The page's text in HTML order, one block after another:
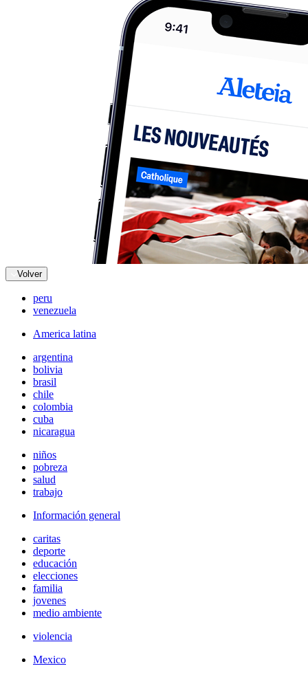
Volver
peru
venezuela
America latina
argentina
bolivia
brasil
chile
colombia
cuba
nicaragua
niños
pobreza
salud
trabajo
Información general
caritas
deporte
educación
elecciones
familia
jovenes
medio ambiente
violencia
Mexico